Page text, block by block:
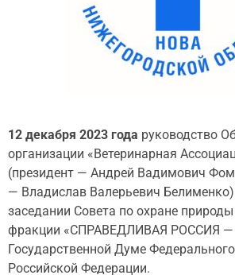
12 декабря 2023 года руководство
организации «Ветеринарная
(президент — Андрей Вадимович
— Владислав Валерьевич
заседании Совета по охране
фракции «СПРАВЕДЛИВАЯ РОССИЯ
Государственной Думе
Российской Федерации.